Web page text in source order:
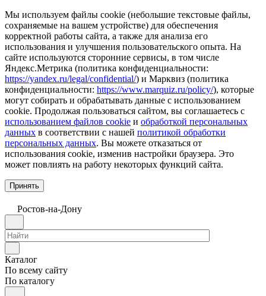
Мы используем файлы cookie (небольшие текстовые файлы,
сохраняемые на вашем устройстве) для обеспечения
корректной работы сайта, а также для анализа его
использования и улучшения пользовательского опыта. На
сайте используются сторонние сервисы, в том числе
Яндекс.Метрика (политика конфиденциальности:
https://yandex.ru/legal/confidential/) и Марквиз (политика
конфиденциальности: https://www.marquiz.ru/policy/), которые
могут собирать и обрабатывать данные с использованием
cookie. Продолжая пользоваться сайтом, вы соглашаетесь с
использованием файлов cookie и обработкой персональных
данных в соответствии с нашей политикой обработки
персональных данных. Вы можете отказаться от
использования cookie, изменив настройки браузера. Это
может повлиять на работу некоторых функций сайта.
Принять
Ростов-на-Дону
Каталог
По всему сайту
По каталогу